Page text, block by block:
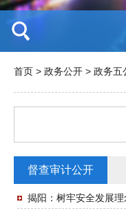
首页 > 政务公开 > 政务五
督查审计公开
揭阳：树牢安全发展